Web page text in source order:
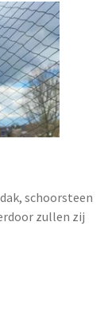
schoorsteen
zullen zij